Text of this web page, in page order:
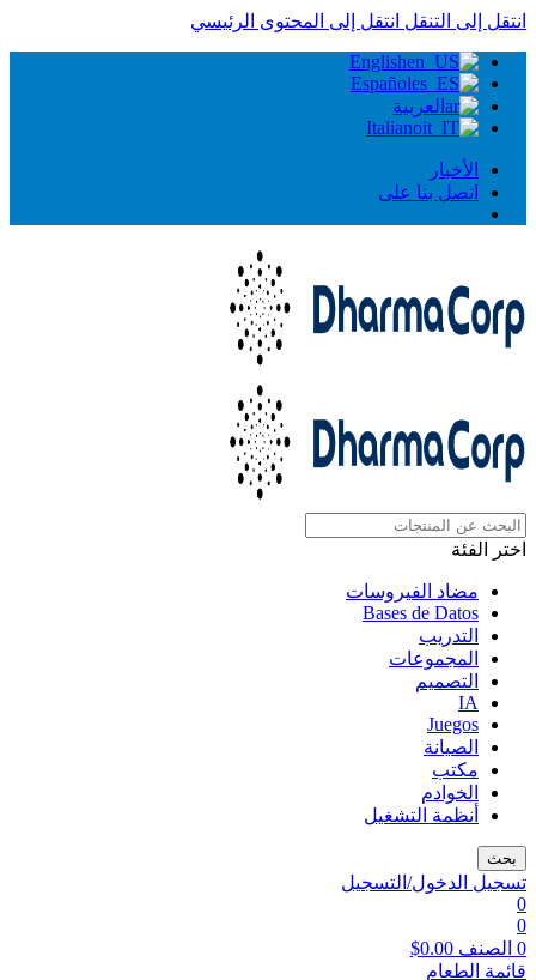
انتقل إلى التنقل انتقل إلى المحتوى الرئيسي
English
Español
العربية
Italiano
الأخبار
اتصل بنا على
اختر الفئة
مضاد الفيروسات
Bases de Datos
التدريب
المجموعات
التصميم
IA
Juegos
الصيانة
مكتب
الخوادم
أنظمة التشغيل
بحث
تسجيل الدخول/التسجيل
0
0
0 الصنف $0.00
قائمة الطعام